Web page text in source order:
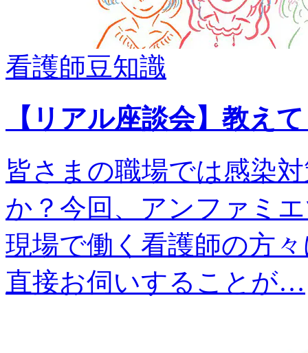
看護師豆知識
【リアル座談会】教え
皆さまの職場では感染
か？今回、アンファミ
現場で働く看護師の方
直接お伺いすることが…